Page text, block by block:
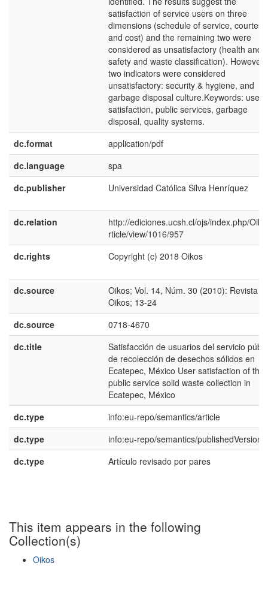
satisfaction of service users on three
dimensions (schedule of service, courtesy
and cost) and the remaining two were
considered as unsatisfactory (health and
safety and waste classification). However
two indicators were considered
unsatisfactory: security & hygiene, and
garbage disposal culture.Keywords: user’s
satisfaction, public services, garbage
disposal, quality systems.
dc.format
application/pdf
dc.language
spa
dc.publisher
Universidad Católica Silva Henríquez
dc.relation
http://ediciones.ucsh.cl/ojs/index.php/
rticle/view/1016/957
dc.rights
Copyright (c) 2018 Oikos
dc.source
Oikos; Vol. 14, Núm. 30 (2010): Revista
Oikos; 13-24
dc.source
0718-4670
dc.title
Satisfacción de usuarios del servicio
de recolección de desechos sólidos en
Ecatepec, México User satisfaction of the
public service solid waste collection in
Ecatepec, México
dc.type
info:eu-repo/semantics/article
dc.type
info:eu-repo/semantics/publishedVersion
dc.type
Artículo revisado por pares
This item appears in the following
Collection(s)
Oikos